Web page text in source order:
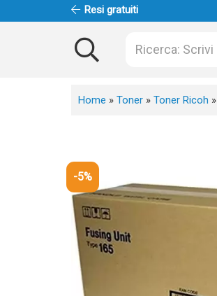
Resi gratuiti
Home » Toner » Toner Ricoh »
-5%